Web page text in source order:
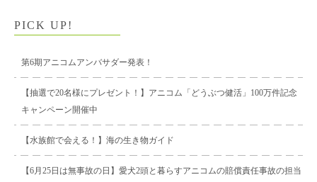
PICK UP!
第6期アニコムアンバサダー発表！
【抽選で20名様にプレゼント！】アニコム「どうぶつ健活」100万件記念
キャンペーン開催中
【水族館で会える！】海の生き物ガイド
【6月25日は無事故の日】愛犬2頭と暮らすアニコムの賠償責任事故の担当